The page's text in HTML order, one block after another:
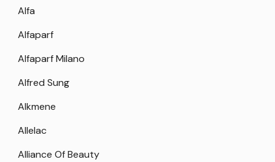
Alfa
Alfaparf
Alfaparf Milano
Alfred Sung
Alkmene
Allelac
Alliance Of Beauty